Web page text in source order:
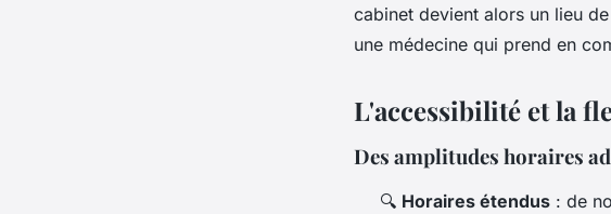
cabinet devient alors un lieu
une médecine qui prend en
L'accessibilité et la
Des amplitudes horaires
🔍 Horaires étendus : de